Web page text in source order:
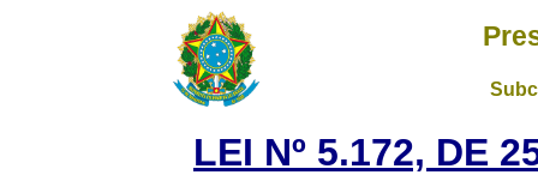
LEI Nº 5.172, DE